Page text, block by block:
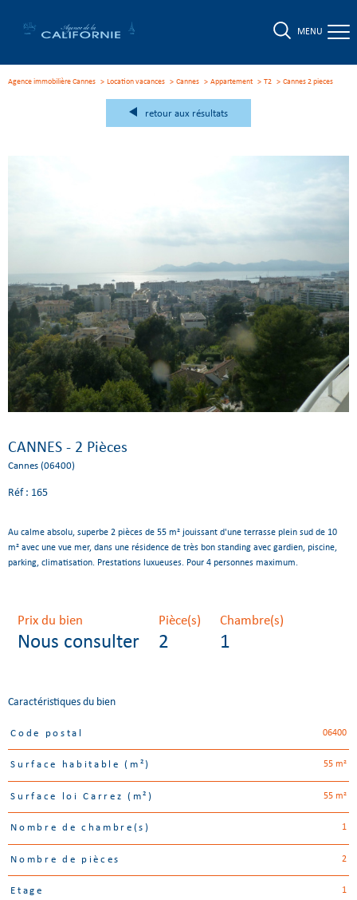
MENU
Agence immobilière Cannes Location vacances Cannes Appartement T2 cannes 2 pieces
retour aux résultats
CANNES - 2 Pièces
Cannes (06400)
Réf : 165
Au calme absolu, superbe 2 pièces de 55 m² jouissant d'une terrasse plein sud de 10
m² avec une vue mer, dans une résidence de très bon standing avec gardien, piscine,
parking, climatisation. Prestations luxueuses. Pour 4 personnes maximum.
Prix du bien
Nous consulter
Pièce(s)
2
Chambre(s)
1
Caractéristiques du bien
Caractéristiques
Code postal 06400
Surface habitable (m²) 55 m²
Surface loi Carrez (m²) 55 m²
Nombre de chambre(s) 1
Nombre de pièces 2
Etage 1